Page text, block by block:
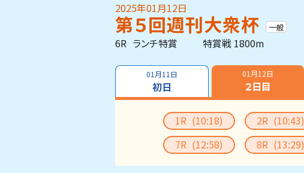
2025年01月12日
第５回週刊大衆杯 一般
6R ランチ特賞 特賞戦 1800m
01月11日
初日
01月12日
２日目
1R (10:18) 2R (10:43)
7R (12:58) 8R (13:29)